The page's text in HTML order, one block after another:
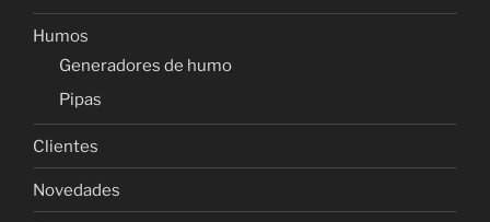
Humos
Generadores de humo
Pipas
Clientes
Novedades